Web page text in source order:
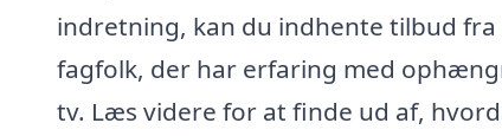
indretning, kan du indhente tilbud fra
fagfolk, der har erfaring med
tv. Læs videre for at finde ud af,